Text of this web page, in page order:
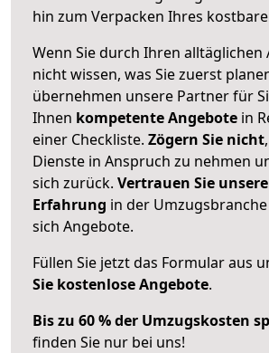
hin zum Verpacken Ihres
Wenn Sie durch Ihren alltäglichen
nicht wissen, was Sie zuerst
übernehmen unsere Partner für
Ihnen kompetente Angebote in
einer Checkliste. Zögern Sie nicht
Dienste in Anspruch zu nehmen
sich zurück. Vertrauen Sie
Erfahrung in der
sich Angebote.
Füllen Sie jetzt das Formular aus
Sie kostenlose Angebote.
Bis zu 60 % der Umzugskosten
finden Sie nur bei uns!